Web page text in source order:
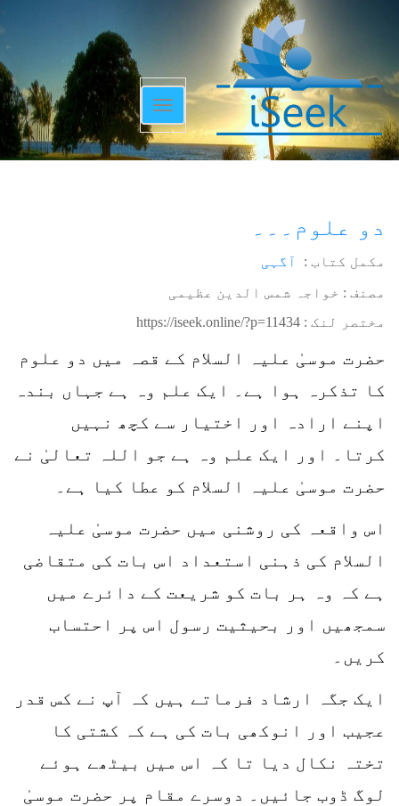
Toggle
navigation
دو علوم۔۔۔
مکمل کتاب : آگہی
مصنف : خواجہ شمس الدین عظیمی
مختصر لنک : https://iseek.online/?p=11434
حضرت موسیٰ علیہ السلام کے قصہ میں دو علوم
کا تذکرہ ہوا ہے۔ ایک علم وہ ہے جہاں بندہ
اپنے ارادہ اور اختیار سے کچھ نہیں
کرتا۔ اور ایک علم وہ ہے جو اللہ تعالیٰ نے
حضرت موسیٰ علیہ السلام کو عطا کیا ہے۔
اس واقعہ کی روشنی میں حضرت موسیٰ علیہ
السلام کی ذہنی استعداد اس بات کی متقاضی
ہے کہ وہ ہر بات کو شریعت کے دائرے میں
سمجھیں اور بحیثیت رسول اس پر احتساب
کریں۔
ایک جگہ ارشاد فرماتے ہیں کہ آپ نے کس قدر
عجیب اور انوکھی بات کی ہے کہ کشتی کا
تختہ نکال دیا تا کہ اس میں بیٹھے ہوئے
لوگ ڈوب جائیں۔ دوسرے مقام پر حضرت موسیٰ